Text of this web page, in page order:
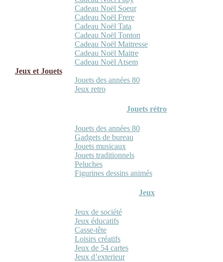
Cadeau Noël Soeur
Cadeau Noël Frere
Cadeau Noël Tata
Cadeau Noël Tonton
Cadeau Noël Maitresse
Cadeau Noël Maitre
Cadeau Noël Atsem
Jeux et Jouets
Jouets des années 80
Jeux retro
Jouets rétro
Jouets des années 80
Gadgets de bureau
Jouets musicaux
Jouets traditionnels
Peluches
Figurines dessins animés
Jeux
Jeux de société
Jeux éducatifs
Casse-tête
Loisirs créatifs
Jeux de 54 cartes
Jeux d’exterieur